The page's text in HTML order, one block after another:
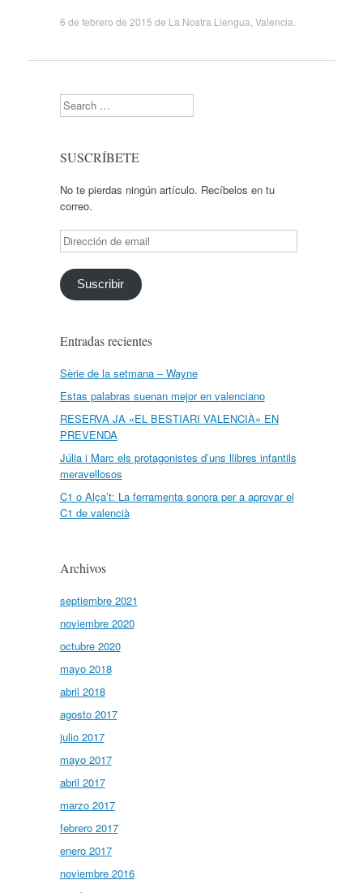
6 de febrero de 2015 de La Nostra Llengua Valencia
Search
SUSCRÍBETE
No te pierdas ningún artículo. Recíbelos en tu
correo.
Dirección
de
email
Suscribir
Entradas recientes
Sèrie de la setmana – Wayne
Estas palabras suenan mejor en valenciano
RESERVA JA «EL BESTIARI VALENCIÀ» EN
PREVENDA
Júlia i Marc els protagonistes d’uns llibres infantils
meravellosos
C1 o Alça’t: La ferramenta sonora per a aprovar el
C1 de valencià
Archivos
septiembre 2021
noviembre 2020
octubre 2020
mayo 2018
abril 2018
agosto 2017
julio 2017
mayo 2017
abril 2017
marzo 2017
febrero 2017
enero 2017
noviembre 2016